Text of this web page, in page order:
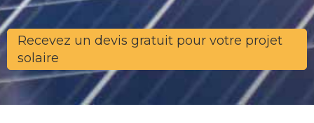
Recevez un devis gratuit pour votre projet
solaire